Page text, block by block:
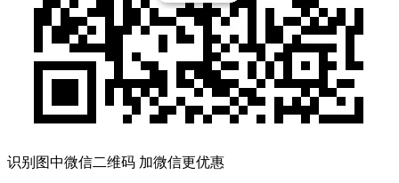
识别图中微信二维码 加微信更优惠